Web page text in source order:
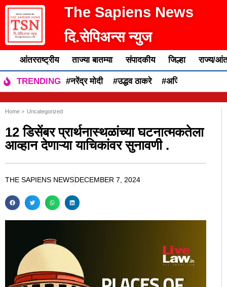
The Sapiens News
दि.सेपिअन्स न्युज
आंतरराष्ट्रीय ताज्या बातम्या संपादकीय जिल्हा राज्य/
TRENDING #नरेंद्र मोदी #उद्धव ठाकरे #अजित पवार
Home > Uncategorized
12 डिसेंबर प्रार्थनास्थळांच्या घटनात्मकतेला
आव्हान देणाऱ्या याचिकांवर सुनावणी .
THE SAPIENS NEWSDECEMBER 7, 2024